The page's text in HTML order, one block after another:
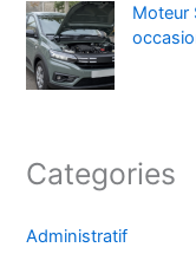
Moteur
Categories
Administratif